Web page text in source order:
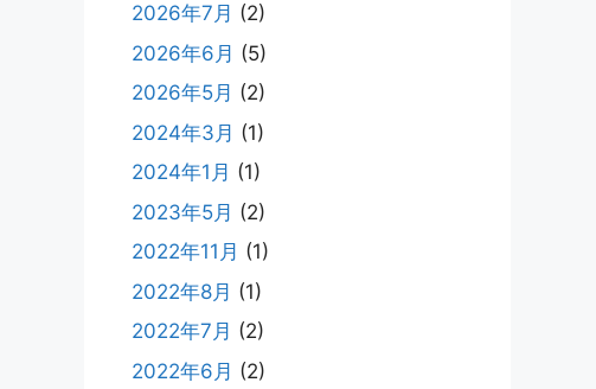
2026年7月 (2)
2026年6月 (5)
2026年5月 (2)
2024年3月 (1)
2024年1月 (1)
2023年5月 (2)
2022年11月 (1)
2022年8月 (1)
2022年7月 (2)
2022年6月 (2)